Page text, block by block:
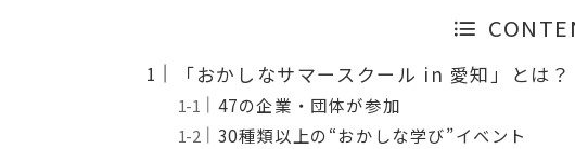
「おかしなサマースクール in 愛知」とは？
47の企業・団体が参加
30種類以上の“おかしな学び”イベント